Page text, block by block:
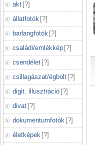
akt [?]
állatfotók [?]
barlangfotók [?]
családi/emlékkép [?]
csendélet [?]
csillagászat/égbolt [?]
digit. illusztráció [?]
divat [?]
dokumentumfotók [?]
életképek [?]